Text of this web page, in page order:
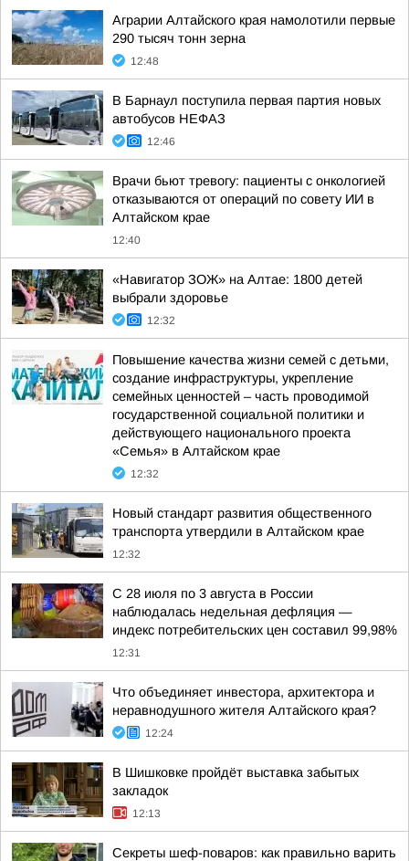
Аграрии Алтайского края намолотили первые
290 тысяч тонн зерна
12:48
В Барнаул поступила первая партия новых
автобусов НЕФАЗ
12:46
Врачи бьют тревогу: пациенты с онкологией
отказываются от операций по совету ИИ в
Алтайском крае
12:40
«Навигатор ЗОЖ» на Алтае: 1800 детей
выбрали здоровье
12:32
Повышение качества жизни семей с детьми,
создание инфраструктуры, укрепление
семейных ценностей – часть проводимой
государственной социальной политики и
действующего национального проекта
«Семья» в Алтайском крае
12:32
Новый стандарт развития общественного
транспорта утвердили в Алтайском крае
12:32
С 28 июля по 3 августа в России
наблюдалась недельная дефляция —
индекс потребительских цен составил 99,98%
12:31
Что объединяет инвестора, архитектора и
неравнодушного жителя Алтайского края?
12:24
В Шишковке пройдёт выставка забытых
закладок
12:13
Секреты шеф-поваров: как правильно варить